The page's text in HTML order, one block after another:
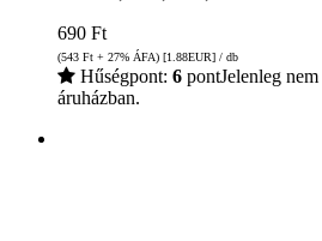
690 Ft
(543 Ft + 27% ÁFA) [1.88EUR] / db
Hűségpont: 6 pontJelenleg
áruházban.